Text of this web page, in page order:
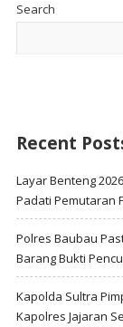
Search
Recent
Layar Benteng
Padati Pemutaran
Polres Baubau
Barang Bukti
Kapolda Sultra
Kapolres Jajaran